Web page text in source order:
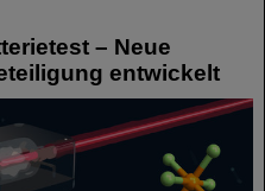
– Neue
entwickelt